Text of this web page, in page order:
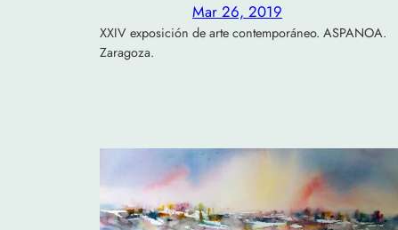
Mar 26, 2019
XXIV exposición de arte contemporáneo. ASPANOA.
Zaragoza.